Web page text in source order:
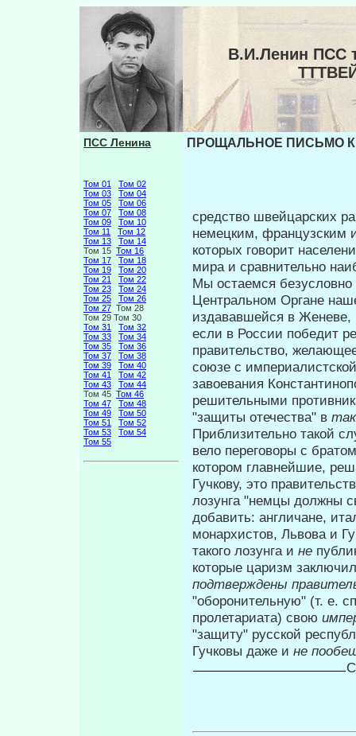
В.И.Ленин
ПСС Ленина
Том 01
Том 02
Том 03
Том 04
Том 05
Том 06
Том 07
Том 08
Том 09
Том 10
Том 11
Том 12
Том 13
Том 14
Том 15 Том 16
Том 17
Том 18
Том 19
Том 20
Том 21
Том 22
Том 23
Том 24
Том 25
Том 26
Том 27 Том 28
Том 29 Том 30
Том 31
Том 32
Том 33
Том 34
Том 35
Том 36
Том 37
Том 38
Том 39
Том 40
Том 41
Том 42
Том 43
Том 44
Том 45 Том 46
Том 47
Том 48
Том 49
Том 50
Том 51
Том 52
Том 53
Том 54
Том 55
ПРОЩАЛЬНОЕ ПИСЬМО К
средство швейцарских
немецким, французским
которых говорит
мира и сравнительно
Мы остаемся
Центральном Органе
издававшейся в Женеве,
если в России победит
правительство,
союзе с
завоевания
решитель­ными
"защиты отечества" в
Приблизительно такой
вело переговоры с
котором главнейшие,
Гучкову, это
лозунга "немцы должны
добавить: англичане,
монархистов, Львова и
такого лозунга и не
которые царизм
подтверждены
"оборонительную" (т. е.
пролетариата) свою
"защиту" русской
Гучковы даже и не